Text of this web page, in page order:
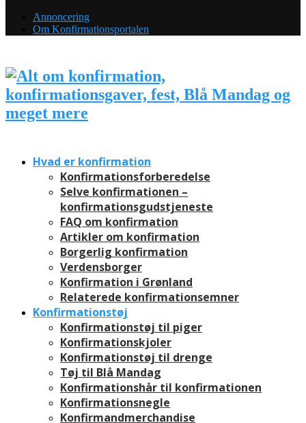
Annoncering
Om Konfirmationsportalen
Hvad er konfirmation
Konfirmationsforberedelse
Selve konfirmationen –
konfirmationsgudstjeneste
FAQ om konfirmation
Artikler om konfirmation
Borgerlig konfirmation
Verdensborger
Konfirmation i Grønland
Relaterede konfirmationsemner
Konfirmationstøj
Konfirmationstøj til piger
Konfirmationskjoler
Konfirmationstøj til drenge
Tøj til Blå Mandag
Konfirmationshår til konfirmationen
Konfirmationsnegle
Konfirmandmerchandise